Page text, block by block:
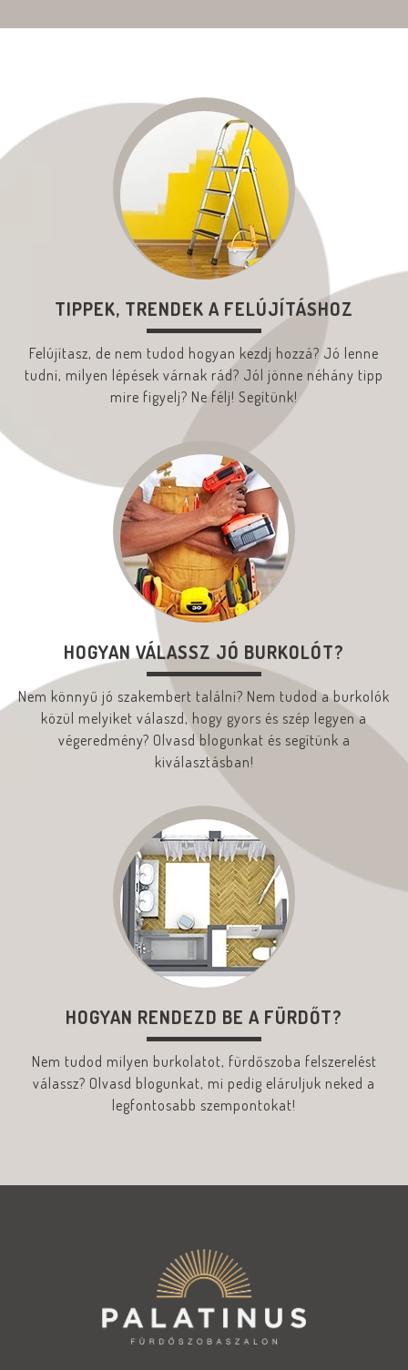
TIPPEK, TRENDEK A FELÚJÍTÁSHOZ
Felújítasz, de nem tudod hogyan kezdj hozzá? Jó lenne
tudni, milyen lépések várnak rád? Jól jönne néhány tipp
mire figyelj? Ne félj! Segítünk!
HOGYAN VÁLASSZ JÓ BURKOLÓT?
Nem könnyű jó szakembert találni? Nem tudod a burkolók
közül melyiket válaszd, hogy gyors és szép legyen a
végeredmény? Olvasd blogunkat és segítünk a
kiválasztásban!
HOGYAN RENDEZD BE A FÜRDŐT?
Nem tudod milyen burkolatot, fürdőszoba felszerelést
válassz? Olvasd blogunkat, mi pedig eláruljuk neked a
legfontosabb szempontokat!